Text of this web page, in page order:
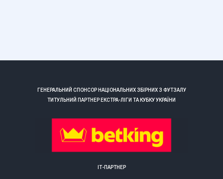
ГЕНЕРАЛЬНИЙ СПОНСОР НАЦІОНАЛЬНИХ ЗБІРНИХ З ФУТЗАЛУ
ТИТУЛЬНИЙ ПАРТНЕР ЕКСТРА-ЛІГИ ТА КУБКУ УКРАЇНИ
ІТ-ПАРТНЕР